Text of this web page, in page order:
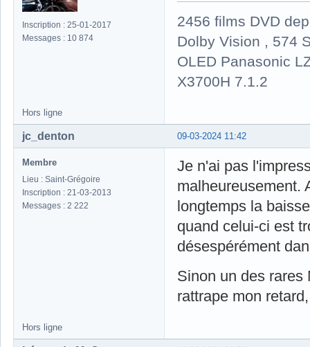
Inscription : 25-01-2017
Messages : 10 874
2456 films DVD
Dolby Vision , 574
OLED Panasonic
X3700H 7.1.2
Hors ligne
09-03-2024 11:42
jc_denton
Membre
Lieu : Saint-Grégoire
Inscription : 21-03-2013
Messages : 2 222
Je n'ai pas
malheureusement.
longtemps la
quand celui-ci est
désespérément
Sinon un des rares
rattrape mon
Hors ligne